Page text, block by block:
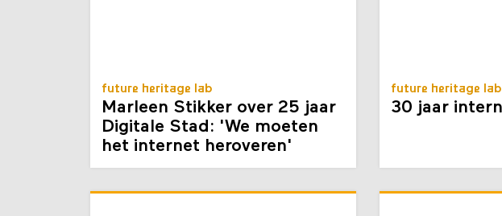
future heritage lab
Marleen Stikker over 25 jaar
Digitale Stad: 'We moeten
het internet heroveren'
future heritage lab